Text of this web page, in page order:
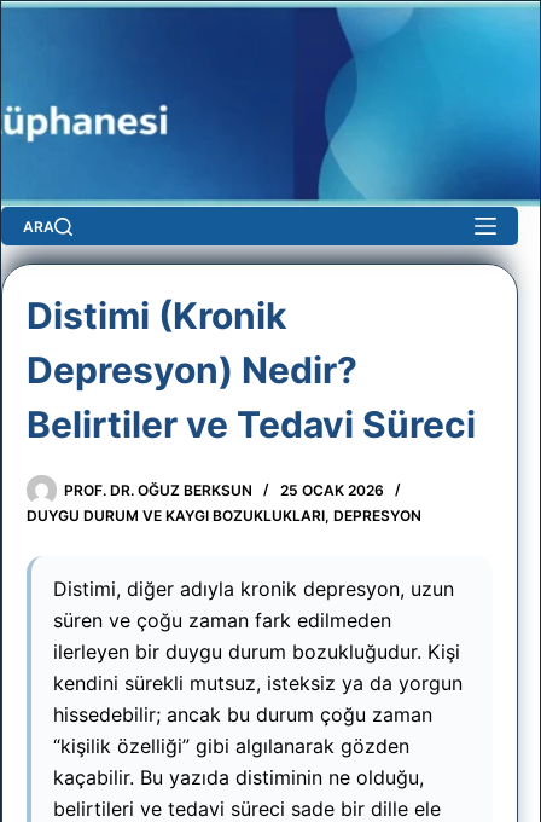
Skip
No
results
ARA
Distimi (Kronik
Depresyon) Nedir?
Belirtiler ve Tedavi Süreci
PROF. DR. OĞUZ BERKSUN
25 OCAK 2026
DUYGU DURUM VE KAYGI BOZUKLUKLARI, DEPRESYON
Distimi, diğer adıyla kronik depresyon, uzun
süren ve çoğu zaman fark edilmeden
ilerleyen bir duygu durum bozukluğudur. Kişi
kendini sürekli mutsuz, isteksiz ya da yorgun
hissedebilir; ancak bu durum çoğu zaman
“kişilik özelliği” gibi algılanarak gözden
kaçabilir. Bu yazıda distiminin ne olduğu,
belirtileri ve tedavi süreci sade bir dille ele